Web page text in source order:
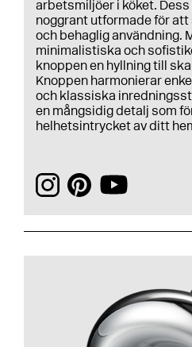
arbetsmiljöer i köket.
noggrant utformade för
och behaglig användning.
minimalistiska och
knoppen en hyllning till
Knoppen harmonierar
och klassiska
en mångsidig detalj som
helhetsintrycket av ditt